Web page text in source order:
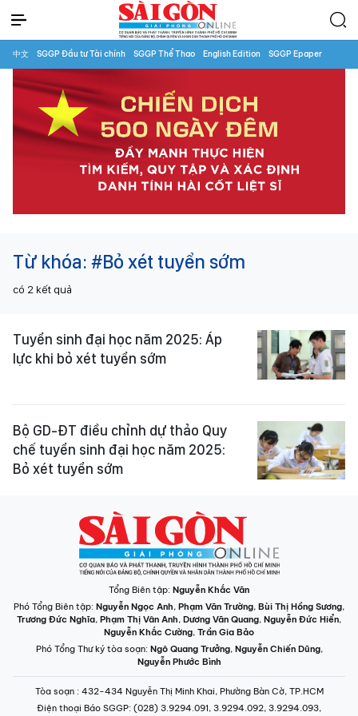
中文 SGGP Đầu tư Tài chính SGGP Thể Thao English Edition SGGP Epaper
Từ khóa: #Bỏ xét tuyển sớm
có 2 kết quả
Tuyển sinh đại học năm 2025: Áp
lực khi bỏ xét tuyển sớm
Bộ GD-ĐT điều chỉnh dự thảo Quy
chế tuyển sinh đại học năm 2025:
Bỏ xét tuyển sớm
Tổng Biên tập: Nguyễn Khắc Văn
Phó Tổng Biên tập: Nguyễn Ngọc Anh, Phạm Văn Trường, Bùi Thị Hồng Sương,
Trương Đức Nghĩa, Phạm Thị Vân Anh, Dương Văn Quang, Nguyễn Đức Hiển,
Nguyễn Khắc Cường, Trần Gia Bảo
Phó Tổng Thư ký tòa soạn: Ngô Quang Trưởng, Nguyễn Chiến Dũng,
Nguyễn Phước Bình
Tòa soạn : 432-434 Nguyễn Thị Minh Khai, Phường Bàn Cờ, TP.HCM
Điện thoại Báo SGGP: (028) 3.9294.091, 3.9294.092, 3.9294.093,